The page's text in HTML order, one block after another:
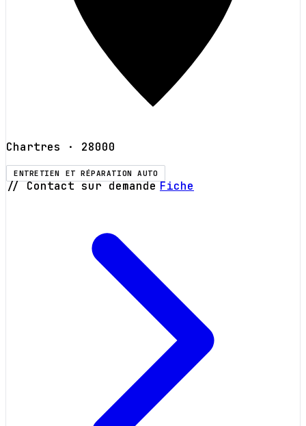
Chartres · 28000
ENTRETIEN ET RÉPARATION AUTO
// Contact sur demande Fiche